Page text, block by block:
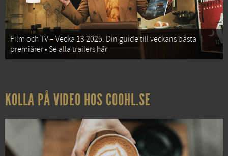
Film och TV – Vecka 13 2025: Din guide till veckans bästa
premiärer • Se alla trailers här
KOLLA PÅ VIDEO HOS COOHL.SE